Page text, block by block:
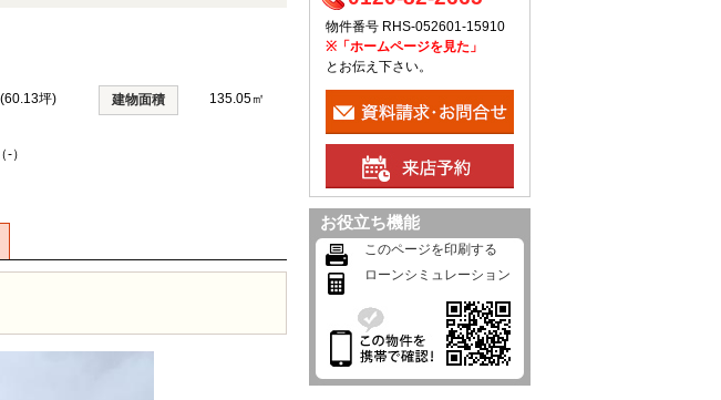
坪) 建物面積 135.05㎡
）
物件番号 RHS-052601-15910
※「ホームページを見た」
とお伝え下さい。
お役立ち機能
このページを印刷する
ローンシミュレーション